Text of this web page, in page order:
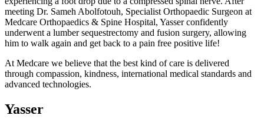
meeting Dr. Sameh Abolfotouh, Specialist Orthopaedic Surgeon at
Medcare Orthopaedics & Spine Hospital, Yasser confidently
underwent a lumber sequestrectomy and fusion surgery, allowing
him to walk again and get back to a pain free positive life!
At Medcare we believe that the best kind of care is delivered
through compassion, kindness, international medical standards and
advanced technologies.
Yasser